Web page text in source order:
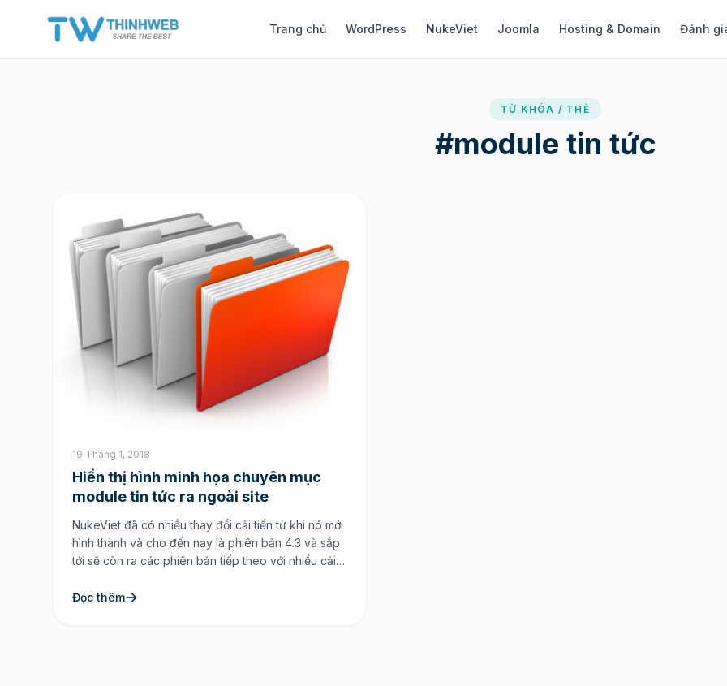
Trang chủ WordPress NukeViet Joomla Hosting & Domain Đánh
TỪ KHÓA / THẺ
#module tin tức
19 Tháng 1, 2018
Hiển thị hình minh họa chuyên mục
module tin tức ra ngoài site
NukeViet đã có nhiều thay đổi cải tiến từ khi nó mới
hình thành và cho đến nay là phiên bản 4.3 và sắp
tới sẽ còn ra các phiên bản tiếp theo với nhiều cải
website có lượng bài viết lớn. Nhưng trong […]
Đọc thêm